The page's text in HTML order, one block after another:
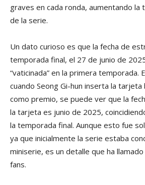
graves en cada ronda, aumentando la
de la serie.
Un dato curioso es que la fecha de
temporada final, el 27 de junio de
“vaticinada” en la primera temporada.
cuando Seong Gi-hun inserta la tarjeta
como premio, se puede ver que la
la tarjeta es junio de 2025,
la temporada final. Aunque esto fue
ya que inicialmente la serie estaba
miniserie, es un detalle que ha
fans.